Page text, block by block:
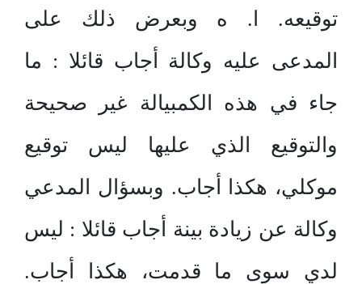
توقيعه. ا. ه وبعرض ذلك على
المدعى عليه وكالة أجاب قائلا : ما
جاء في هذه الكمبيالة غير صحيحة
والتوقيع الذي عليها ليس توقيع
موكلي، هكذا أجاب. وبسؤال المدعي
وكالة عن زيادة بينة أجاب قائلا : ليس
لدي سوى ما قدمت، هكذا أجاب.